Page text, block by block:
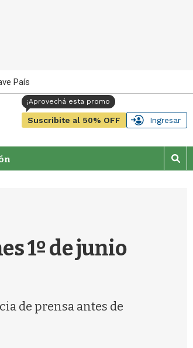
País
Suscribite al 50% OFF Ingresar
M
o
1º de junio
de prensa antes de